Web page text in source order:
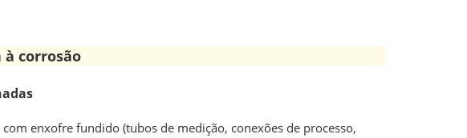
corrosão
enxofre fundido (tubos de medição, conexões de processo,